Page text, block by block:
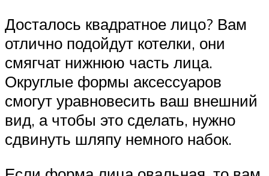
Досталось квадратное лицо? Вам
отлично подойдут котелки, они
смягчат нижнюю часть лица.
Округлые формы аксессуаров
смогут уравновесить ваш внешний
вид, а чтобы это сделать, нужно
сдвинуть шляпу немного набок.